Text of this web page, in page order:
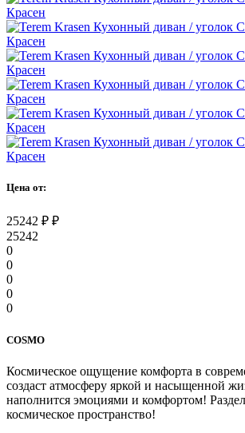
Цена от:
25242 ₽ ₽
25242
0
0
0
0
0
COSMO
Космическое ощущение комфорта в
создаст атмосферу яркой и насыщенной
наполнится эмоциями и комфортом!
космическое пространство!